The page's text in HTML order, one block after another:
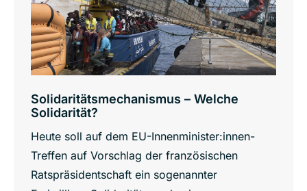
Solidaritätsmechanismus – Welche
Solidarität?
Heute soll auf dem EU-Innenminister:innen-
Treffen auf Vorschlag der französischen
Ratspräsidentschaft ein sogenannter